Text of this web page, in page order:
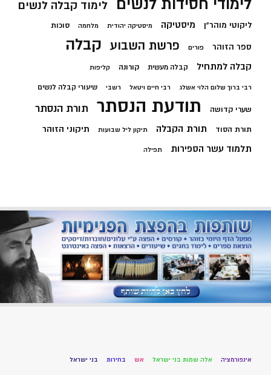
לימודי חסידות לנשים לימוד קבלה לנשים
ליקוטי מוהר"ן מיסטיקה מיסטיקה יהודית מלחמה סוכות
ספר הזוהר פורים פרשת השבוע קבלה
קבלה למתחיל קבלה מעשית קורונה קליפות
רבי ברוך שלום הלוי אשלג רבי חיים ויטאל רשבי שיעורי קבלה לנשים
שערי קדושה תודעת הנסתר תורת הנסתר
תורת הסוד תורת הקבלה תיקון ליל שבועות תיקוני הזוהר
תלמוד עשר הספירות תפילה
אינפורמציה אלה שמות בני ישראל אש בחירות בני ישראל